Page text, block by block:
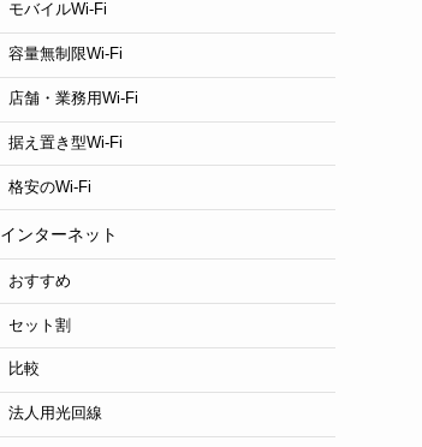
モバイルWi-Fi
容量無制限Wi-Fi
店舗・業務用Wi-Fi
据え置き型Wi-Fi
格安のWi-Fi
インターネット
おすすめ
セット割
比較
法人用光回線